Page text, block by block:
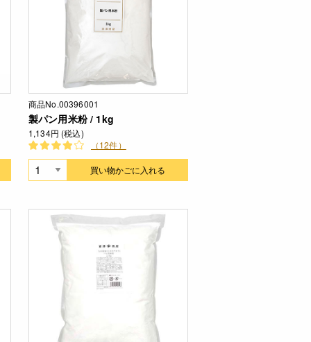
商品No.00396001
製パン用米粉 / 1kg
1,134円 (税込)
（12件）
買い物かごに入れる